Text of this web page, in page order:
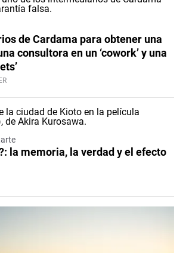
de Cardama para obtener una
consultora en un ‘cowork’ y una
la memoria, la verdad y el efecto